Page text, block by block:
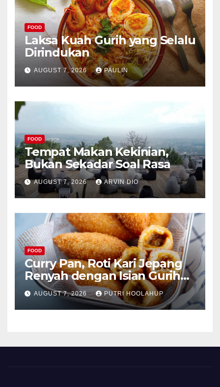
FOOD
Laksa Kuah Gurih yang Selalu
Dirindukan
AUGUST 7, 2026 PAULIN
FOOD
Tempat Makan Kekinian,
Bukan Sekadar Soal Rasa
AUGUST 7, 2026 ARVIN DIO
FOOD
Curry Pan, Roti Kari Jepang
Renyah dengan Isian Gurih
Menggoda
AUGUST 7, 2026 PUTRI HOOLAHUP